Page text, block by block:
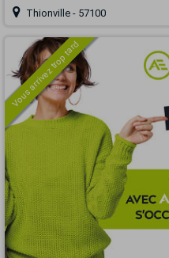
Thionville - 57100
Vous arrivez trop tard